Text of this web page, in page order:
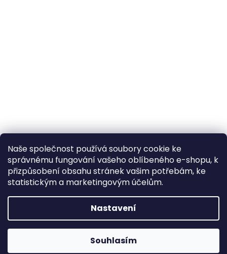
Naše společnost používá soubory cookie ke
správnému fungování vašeho oblíbeného e-shopu, k
přizpůsobení obsahu stránek vašim potřebám, ke
statistickým a marketingovým účelům.
Nastavení
Souhlasím